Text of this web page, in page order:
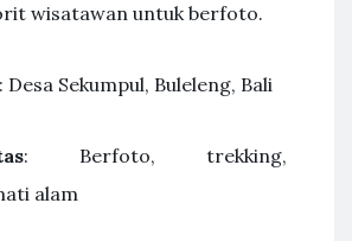
wisatawan untuk berfoto.
: Desa Sekumpul, Buleleng, Bali
: Berfoto, trekking,
alam